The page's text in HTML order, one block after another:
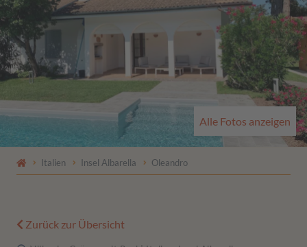
Alle Fotos anzeigen
Italien Insel Albarella Oleandro
Zurück zur Übersicht